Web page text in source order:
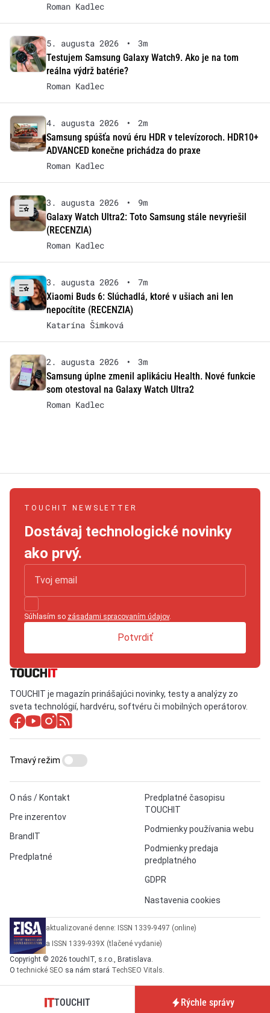
Roman Kadlec
5. augusta 2026 •
3m
Testujem Samsung Galaxy Watch9. Ako je na tom
reálna výdrž batérie?
Roman Kadlec
4. augusta 2026 •
2m
Samsung spúšťa novú éru HDR v televízoroch. HDR10+
ADVANCED konečne prichádza do praxe
Roman Kadlec
3. augusta 2026 •
9m
Galaxy Watch Ultra2: Toto Samsung stále nevyriešil
(RECENZIA)
Roman Kadlec
3. augusta 2026 •
7m
Xiaomi Buds 6: Slúchadlá, ktoré v ušiach ani len
nepocítite (RECENZIA)
Katarína Šimková
2. augusta 2026 •
3m
Samsung úplne zmenil aplikáciu Health. Nové funkcie
som otestoval na Galaxy Watch Ultra2
Roman Kadlec
TOUCHIT NEWSLETTER
Dostávaj technologické novinky
ako prvý.
Súhlasím so zásadami spracovaním údajov.
Potvrdiť
TOUCHIT je magazín prinášajúci novinky, testy a analýzy zo
sveta technológií, hardvéru, softvéru či mobilných operátorov.
O nás / Kontakt
Pre inzerentov
BrandIT
Predplatné
Predplatné časopisu
TOUCHIT
Podmienky používania webu
Podmienky predaja
predplatného
GDPR
Nastavenia cookies
Tmavý režim
aktualizované denne: ISSN 1339-9497 (online)
a ISSN 1339-939X (tlačené vydanie)
Copyright © 2026 touchIT, s.r.o., Bratislava.
Otechnické SEO sa nám stará TechSEO Vitals.
TOUCHIT Rýchle správy